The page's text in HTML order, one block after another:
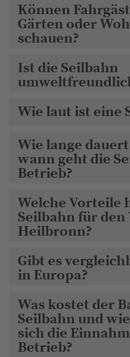
Können
Gärten oder
schauen?
Ist die Seilbahn
Wie laut ist eine
Wie lange
wann geht die
Betrieb?
Welche Vorteile
Seilbahn für
Heilbronn?
Gibt es
in Europa?
Was kostet der
Seilbahn und
sich die
Betrieb?